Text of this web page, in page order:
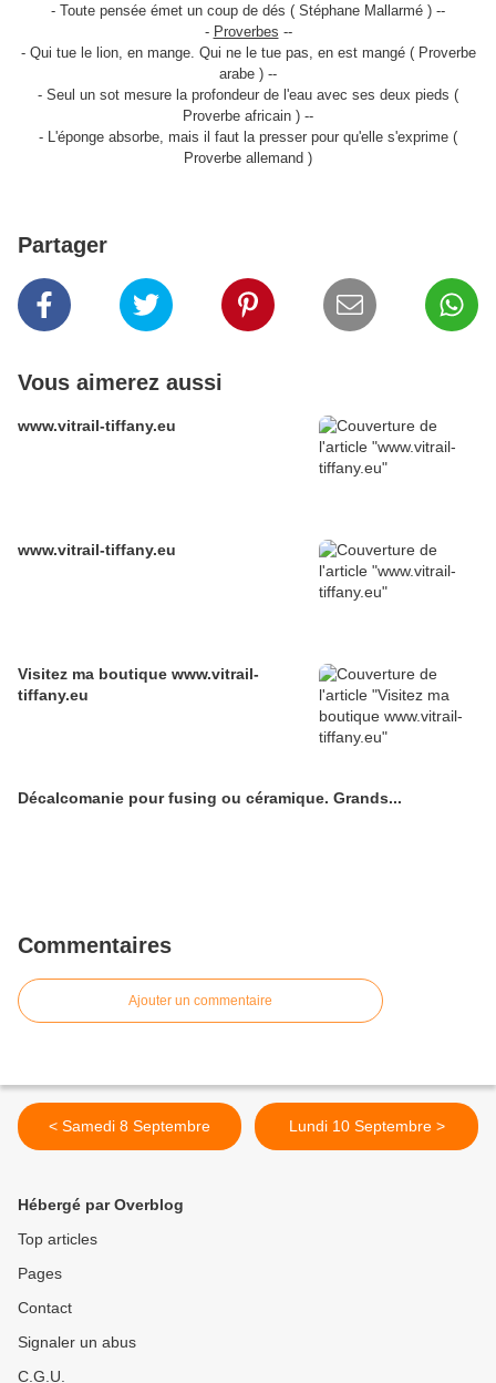
- Toute pensée émet un coup de dés ( Stéphane Mallarmé ) --
- Proverbes --
- Qui tue le lion, en mange. Qui ne le tue pas, en est mangé ( Proverbe
arabe ) --
- Seul un sot mesure la profondeur de l'eau avec ses deux pieds (
Proverbe africain ) --
- L'éponge absorbe, mais il faut la presser pour qu'elle s'exprime (
Proverbe allemand )
Partager
Vous aimerez aussi
www.vitrail-tiffany.eu
www.vitrail-tiffany.eu
Visitez ma boutique www.vitrail-
tiffany.eu
Décalcomanie pour fusing ou céramique. Grands...
Commentaires
Ajouter un commentaire
< Samedi 8 Septembre Lundi 10 Septembre >
Hébergé par Overblog
Top articles
Pages
Contact
Signaler un abus
C.G.U.